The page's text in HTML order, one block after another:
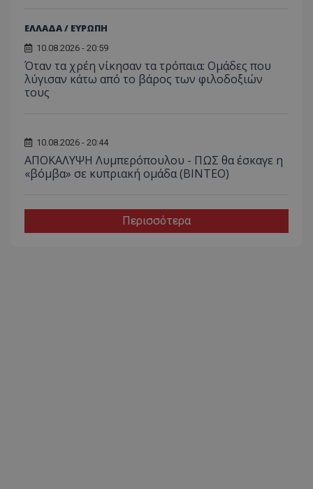
ΕΛΛΑΔΑ / ΕΥΡΩΠΗ
10.08.2026 - 20:59
Όταν τα χρέη νίκησαν τα τρόπαια: Ομάδες που
λύγισαν κάτω από το βάρος των φιλοδοξιών
τους
10.08.2026 - 20:44
ΑΠΟΚΑΛΥΨΗ Λυμπερόπουλου - ΠΩΣ θα έσκαγε η
«βόμβα» σε κυπριακή ομάδα (ΒΙΝΤΕΟ)
Περισσότερα